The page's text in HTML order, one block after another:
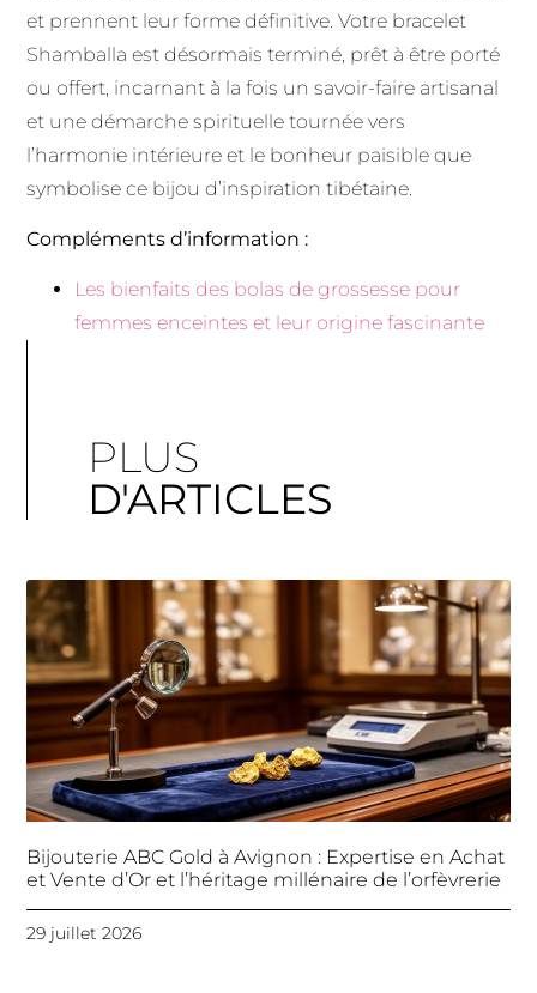
et prennent leur forme définitive. Votre bracelet
Shamballa est désormais terminé, prêt à être porté
ou offert, incarnant à la fois un savoir-faire artisanal
et une démarche spirituelle tournée vers
l’harmonie intérieure et le bonheur paisible que
symbolise ce bijou d’inspiration tibétaine.
Compléments d’information :
Les bienfaits des bolas de grossesse pour
femmes enceintes et leur origine fascinante
PLUS
D'ARTICLES
Bijouterie ABC Gold à Avignon : Expertise en Achat
et Vente d’Or et l’héritage millénaire de l’orfèvrerie
29 juillet 2026